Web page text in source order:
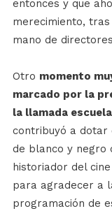
entonces y que
merecimiento,
mano de
Otro momento
marcado por la
la llamada
contribuyó a dotar
de blanco y negro
historiador del
para agradecer a
programación de